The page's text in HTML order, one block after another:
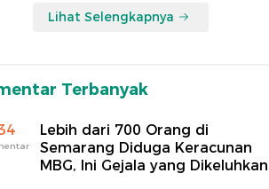
Lihat Selengkapnya
Terbanyak
Lebih dari 700 Orang di
Semarang Diduga Keracunan
MBG, Ini Gejala yang Dikeluhkan